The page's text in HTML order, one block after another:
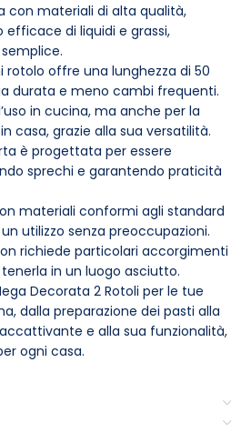
con materiali di alta qualità,
di liquidi e grassi,
rotolo offre una lunghezza di 50
durata e meno cambi frequenti.
in cucina, ma anche per la
casa, grazie alla sua versatilità.
è progettata per essere
sprechi e garantendo praticità
materiali conformi agli standard
utilizzo senza preoccupazioni.
richiede particolari accorgimenti
in un luogo asciutto.
Decorata 2 Rotoli per le tue
dalla preparazione dei pasti alla
e alla sua funzionalità,
ogni casa.